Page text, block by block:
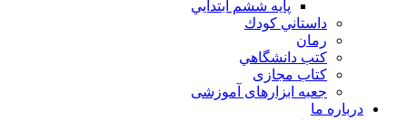
پايه ششم ابتدايي
داستاني كودك
رمان
كتب دانشگاهي
کتاب مجازی
جعبه ابزارهای آموزشی
درباره ما